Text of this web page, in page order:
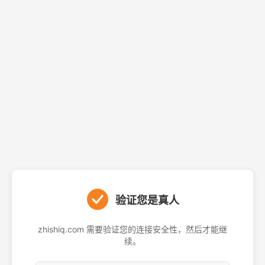
验证您是真人
zhishiq.com 需要验证您的连接安全性，然后才能继
续。